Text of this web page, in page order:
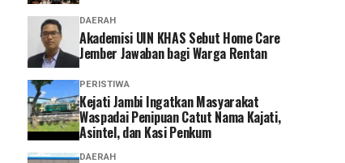
DAERAH
Akademisi UIN KHAS Sebut Home Care
Jember Jawaban bagi Warga Rentan
PERISTIWA
‎Kejati Jambi Ingatkan Masyarakat
Waspadai Penipuan Catut Nama Kajati,
Asintel, dan Kasi Penkum
DAERAH